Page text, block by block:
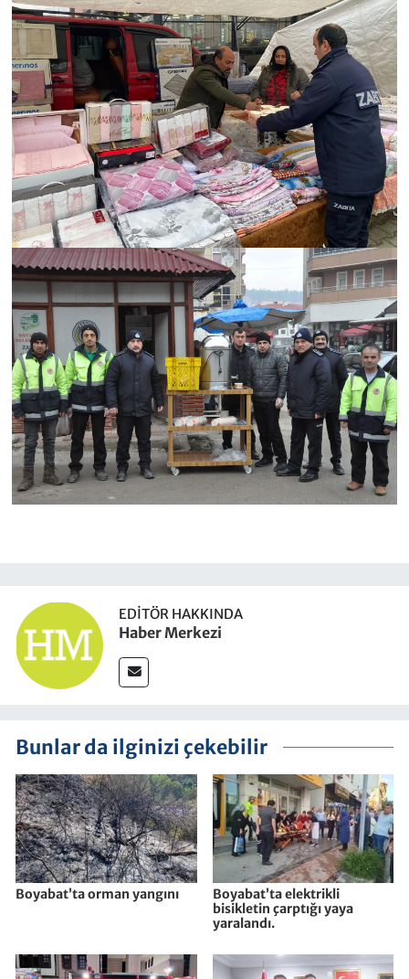
EDITÖR HAKKINDA
Haber Merkezi
Bunlar da ilginizi çekebilir
Boyabat’ta orman yangını
Boyabat’ta elektrikli
bisikletin çarptığı yaya
yaralandı.